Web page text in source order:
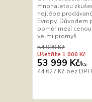
mnohaletou
nejlépe
Evropy. Důvodem
poměr mezi
velmi promyš...
54 999 Kč
Ušetříte 1 000 Kč
53 999 Kč/ks
44 627 Kč bez DPH